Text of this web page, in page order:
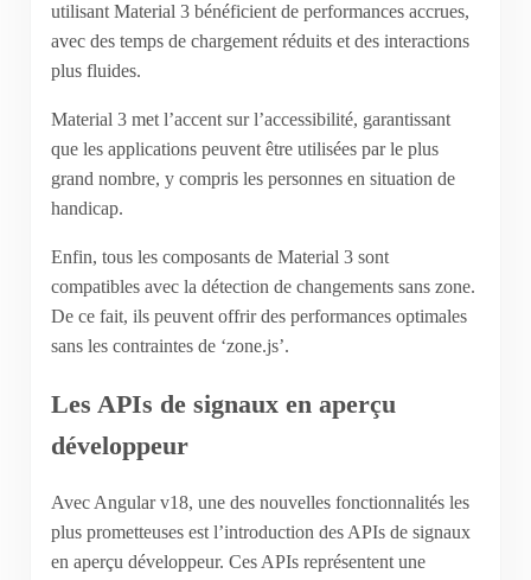
utilisant Material 3 bénéficient de performances accrues,
avec des temps de chargement réduits et des interactions
plus fluides.
Material 3 met l’accent sur l’accessibilité, garantissant
que les applications peuvent être utilisées par le plus
grand nombre, y compris les personnes en situation de
handicap.
Enfin, tous les composants de Material 3 sont
compatibles avec la détection de changements sans zone.
De ce fait, ils peuvent offrir des performances optimales
sans les contraintes de ‘zone.js’.
Les APIs de signaux en aperçu
développeur
Avec Angular v18, une des nouvelles fonctionnalités les
plus prometteuses est l’introduction des APIs de signaux
en aperçu développeur. Ces APIs représentent une